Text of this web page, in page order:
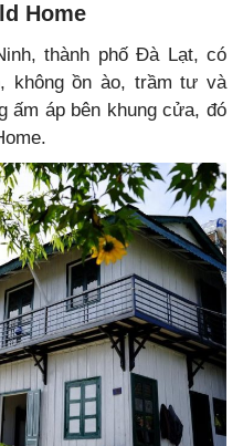
Home
thành phố Đà Lạt, có
không ồn ào, trầm tư và
ấm áp bên khung cửa, đó